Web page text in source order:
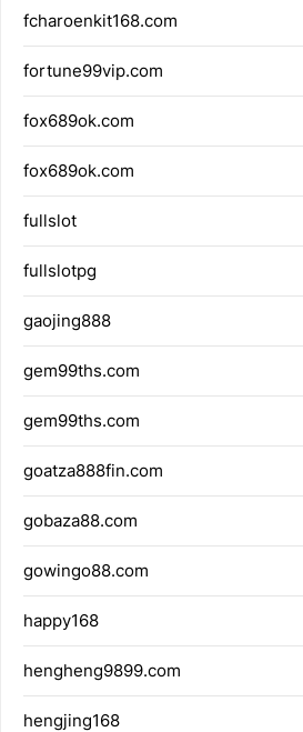
fcharoenkit168.com
fortune99vip.com
fox689ok.com
fox689ok.com
fullslot
fullslotpg
gaojing888
gem99ths.com
gem99ths.com
goatza888fin.com
gobaza88.com
gowingo88.com
happy168
hengheng9899.com
hengjing168